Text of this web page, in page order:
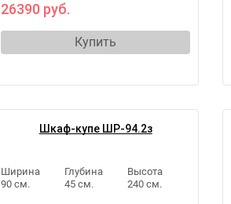
26390 руб.
Купить
Шкаф-купе ШР-94.2з
Ширина
90 см.
Глубина
45 см.
Высота
240 см.